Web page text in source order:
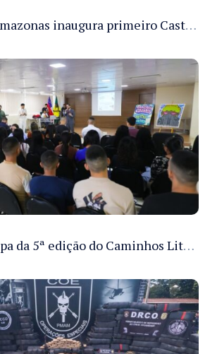
Governo do Amazonas inaugura primeiro Castramóvel Fluvial para atendimento veterinário às comunidades ribeirinhas e castração gratuita
Sejusc participa da 5ª edição do Caminhos Literários com foco na cultura hip-hop nas unidades socioeducativas